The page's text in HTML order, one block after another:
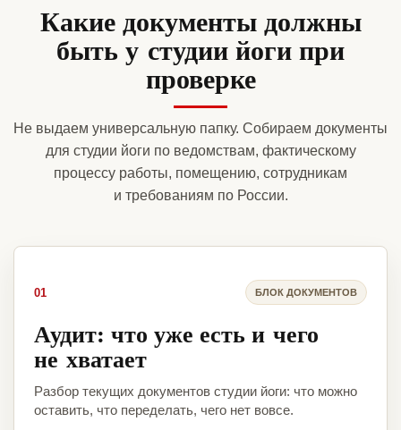
Какие документы должны
быть у студии йоги при
проверке
Не выдаем универсальную папку. Собираем документы
для студии йоги по ведомствам, фактическому
процессу работы, помещению, сотрудникам
и требованиям по России.
01 БЛОК ДОКУМЕНТОВ
Аудит: что уже есть и чего
не хватает
Разбор текущих документов студии йоги: что можно
оставить, что переделать, чего нет вовсе.